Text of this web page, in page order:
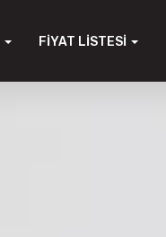
FIYAT LISTESI